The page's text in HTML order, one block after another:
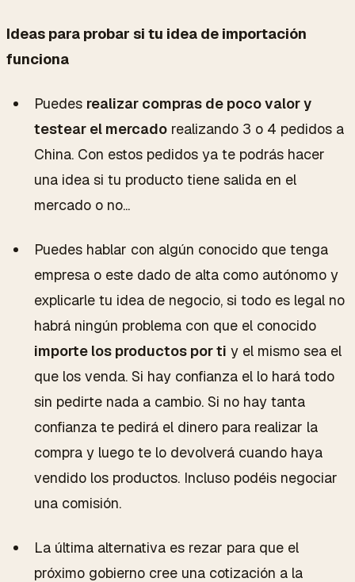
Ideas para probar si tu idea de importación
funciona
Puedes realizar compras de poco valor y
testear el mercadorealizando 3 o 4 pedidos a
China. Con estos pedidos ya te podrás hacer
una idea si tu producto tiene salida en el
mercado o no...
Puedes hablar con algún conocido que tenga
empresa o este dado de alta como autónomo y
explicarle tu idea de negocio, si todo es legal no
habrá ningún problema con que el conocido
importe los productos por ti y el mismo sea el
que los venda. Si hay confianza el lo hará todo
sin pedirte nada a cambio. Si no hay tanta
confianza te pedirá el dinero para realizar la
compra y luego te lo devolverá cuando haya
vendido los productos. Incluso podéis negociar
una comisión.
La última alternativa es rezar para que el
próximo gobierno cree una cotización a la